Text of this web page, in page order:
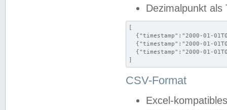
Dezimalpunkt als
[
{"timestamp":"2000-01-
{"timestamp":"2000-01-
{"timestamp":"2000-01-
]
CSV-Format
Excel-